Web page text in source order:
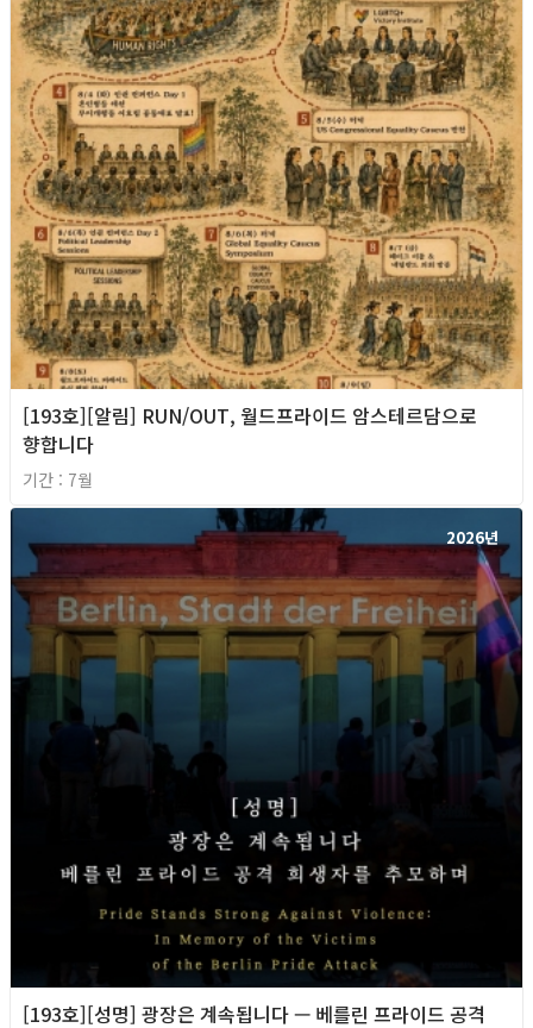
[193호][알림] RUN/OUT, 월드프라이드 암스테르담으로
향합니다
기간 : 7월
2026년
[193호][성명] 광장은 계속됩니다 — 베를린 프라이드 공격